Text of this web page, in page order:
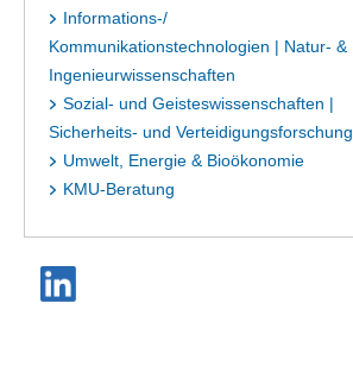
Informations-/
Kommunikationstechnologien | Natur- &
Ingenieurwissenschaften
Sozial- und Geisteswissenschaften |
Sicherheits- und Verteidigungsforschung
Umwelt, Energie & Bioökonomie
KMU-Beratung